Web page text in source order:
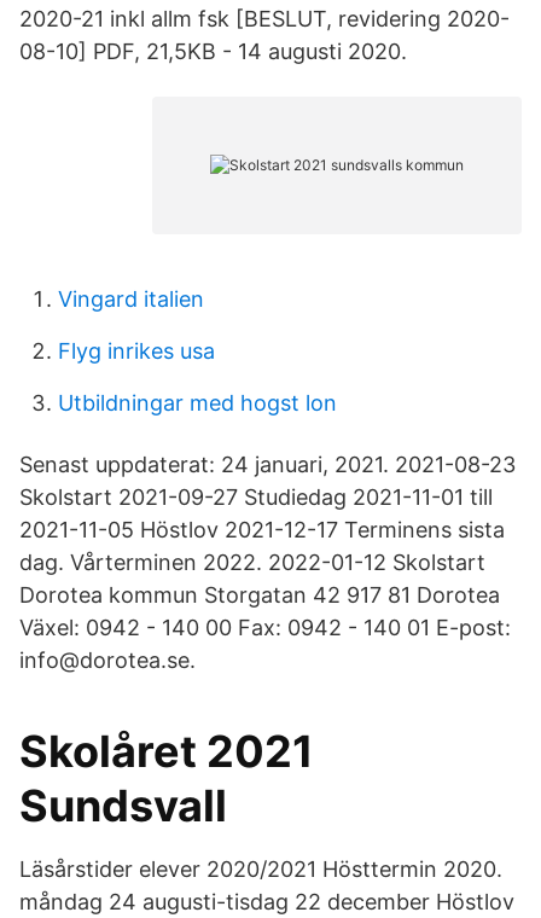
2020-21 inkl allm fsk [BESLUT, revidering 2020-
08-10] PDF, 21,5KB - 14 augusti 2020.
Vingard italien
Flyg inrikes usa
Utbildningar med hogst lon
Senast uppdaterat: 24 januari, 2021. 2021-08-23
Skolstart 2021-09-27 Studiedag 2021-11-01 till
2021-11-05 Höstlov 2021-12-17 Terminens sista
dag. Vårterminen 2022. 2022-01-12 Skolstart
Dorotea kommun Storgatan 42 917 81 Dorotea
Växel: 0942 - 140 00 Fax: 0942 - 140 01 E-post:
info@dorotea.se.
Skolåret 2021
Sundsvall
Läsårstider elever 2020/2021 Hösttermin 2020.
måndag 24 augusti-tisdag 22 december Höstlov